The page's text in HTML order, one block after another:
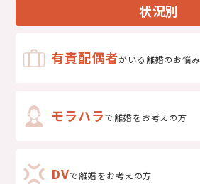
状況別
有責配偶者がいる離婚のお悩み
モラハラで離婚をお考えの方
DVで離婚をお考えの方